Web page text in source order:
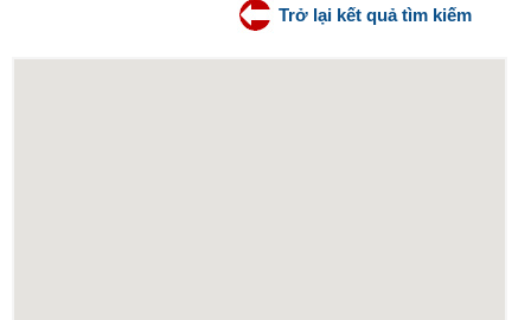
Trở lại kết quả tìm kiếm